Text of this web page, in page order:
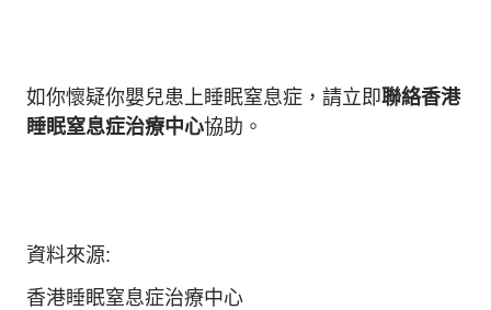
如你懷疑你嬰兒患上睡眠窒息症，請立即聯絡香港
睡眠窒息症治療中心協助。
資料來源:
香港睡眠窒息症治療中心